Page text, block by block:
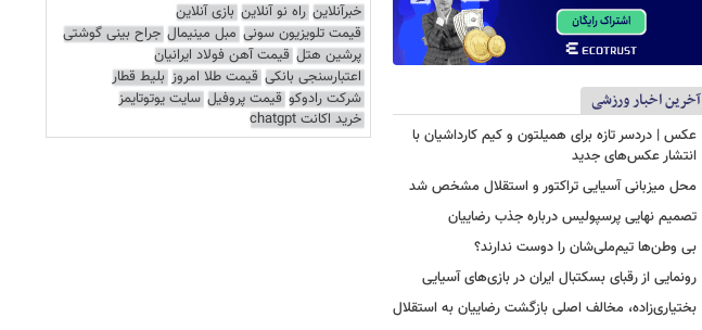
آخرین اخبار ورزشی
عکس | دردسر تازه برای همیلتون و کیم کارداشیان با
انتشار عکس‌های جدید
محل میزبانی آسیایی تراکتور و استقلال مشخص شد
تصمیم نهایی پرسپولیس درباره جذب رضاییان
بی وطن‌ها تیم‌ملی‌شان را دوست ندارند؟
رونمایی از رقبای بسکتبال ایران در بازی‌های آسیایی
بختیاری‌زاده، مخالف اصلی بازگشت رضاییان به استقلال
خبرآنلاین راه نو آنلاین بازی آنلاین
قیمت تلویزیون سونی مبل مینیمال جراح بینی گوشتی
پرشین هتل قیمت آهن فولاد ایرانیان
اعتبارسنجی بانکی قیمت طلا امروز بلیط قطار
شرکت رادوکو قیمت پروفیل سایت یوتوتایمز
خرید اکانت chatgpt